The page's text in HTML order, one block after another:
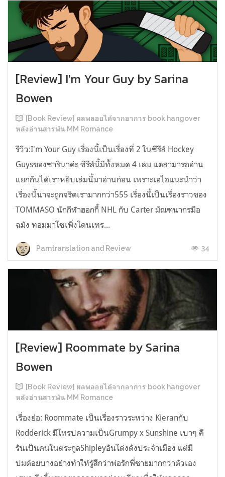
[Review] I'm Your Guy by Sarina
Bowen
[Book Review] ผลพลอยได้จากอาการ book hangover
หลังอ่านสารพัน MM Romance
รีวิว:I'm Your Guy เรื่องนี้เป็นเรื่องที่ 2 ในซีรีส์ Hockey
Guysของซารินาค่ะ ซีรีส์นี้มีทั้งหมด 4 เล่ม แต่สามารถอ่าน
แยกกันได้เราหยิบเล่มนี้มาอ่านก่อน เพราะเอไอแนะนำว่า
เรื่องนี้น่าจะถูกจริตเรามากกว่า555 เรื่องนี้เป็นเรื่องราวของ
TOMMASO นักกีฬาฮอกกี้ NHL กับ Carter มัณฑนากรมือ
ฉมัง ทอมมาโซเพิ่งโดนเทร...
Parntranslation and Review 34
[Review] Roommate by Sarina
Bowen
[Book Review] ผลพลอยได้จากอาการ book hangover
หลังอ่านสารพัน MM Romance
เรื่องย่อ: Roommate เป็นเรื่องราวระหว่าง Kieranกับ
Rodderick มีโทรปความเป็นGrumpy x Sunshine เบาๆ คี
รันเป็นคนในตระกูลShipleyอันโด่งดังประจำเมือง แต่มี
ปมด้อยบางอย่างทำให้รู้สึกว่าพ่อรักพี่ชายมากกว่าตัวเอง